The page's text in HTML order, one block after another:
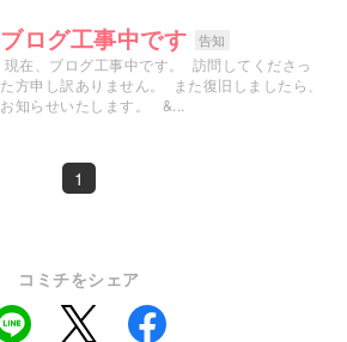
ブログ工事中です 告知
現在、ブログ工事中です。 訪問してくださっ
た方申し訳ありません。 また復旧しましたら、
お知らせいたします。 &...
1
コミチをシェア